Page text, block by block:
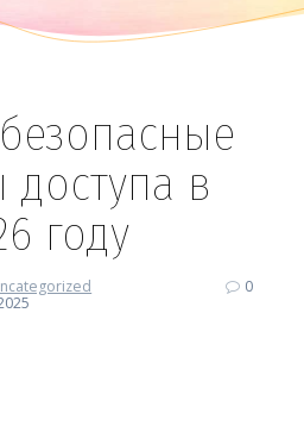
доступа в
году
0